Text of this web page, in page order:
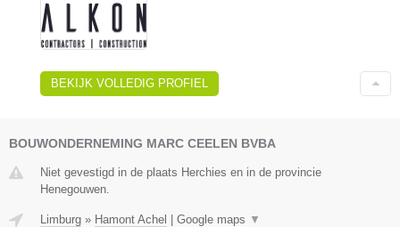
BEKIJK VOLLEDIG PROFIEL
BOUWONDERNEMING MARC CEELEN BVBA
Niet gevestigd in de plaats Herchies en in de provincie
Henegouwen.
Limburg » Hamont Achel Google maps ▼